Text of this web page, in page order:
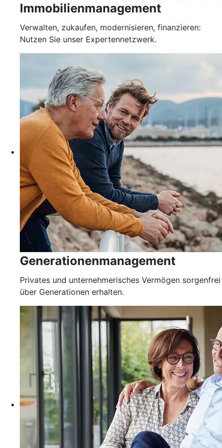
Immobilienmanagement
Verwalten, zukaufen, modernisieren, finanzieren:
Nutzen Sie unser Expertennetzwerk.
Generationenmanagement
Privates und unternehmerisches Vermögen sorgenfrei
über Generationen erhalten.